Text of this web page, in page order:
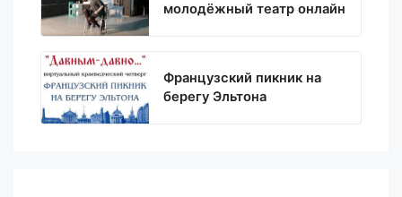
молодёжный театр онлайн
Французский пикник на
берегу Эльтона